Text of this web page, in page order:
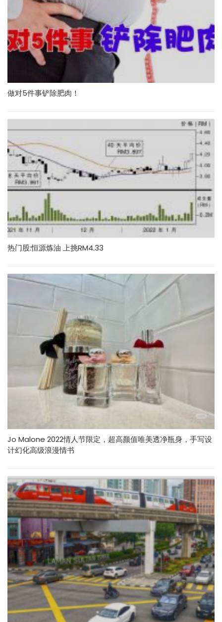
做对5件事铲除肥肉！
热门股:恒源炼油 上挑RM4.33
Jo Malone 2022情人节限定，超高颜值唯美透净瓶身，手写设
计幻化高级浪漫情书